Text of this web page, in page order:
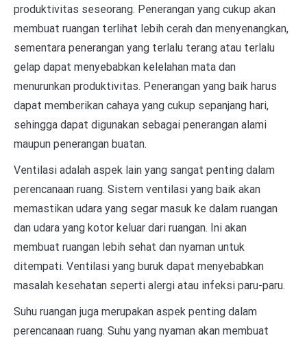
produktivitas seseorang. Penerangan yang cukup akan
membuat ruangan terlihat lebih cerah dan menyenangkan,
sementara penerangan yang terlalu terang atau terlalu
gelap dapat menyebabkan kelelahan mata dan
menurunkan produktivitas. Penerangan yang baik harus
dapat memberikan cahaya yang cukup sepanjang hari,
sehingga dapat digunakan sebagai penerangan alami
maupun penerangan buatan.
Ventilasi adalah aspek lain yang sangat penting dalam
perencanaan ruang. Sistem ventilasi yang baik akan
memastikan udara yang segar masuk ke dalam ruangan
dan udara yang kotor keluar dari ruangan. Ini akan
membuat ruangan lebih sehat dan nyaman untuk
ditempati. Ventilasi yang buruk dapat menyebabkan
masalah kesehatan seperti alergi atau infeksi paru-paru.
Suhu ruangan juga merupakan aspek penting dalam
perencanaan ruang. Suhu yang nyaman akan membuat